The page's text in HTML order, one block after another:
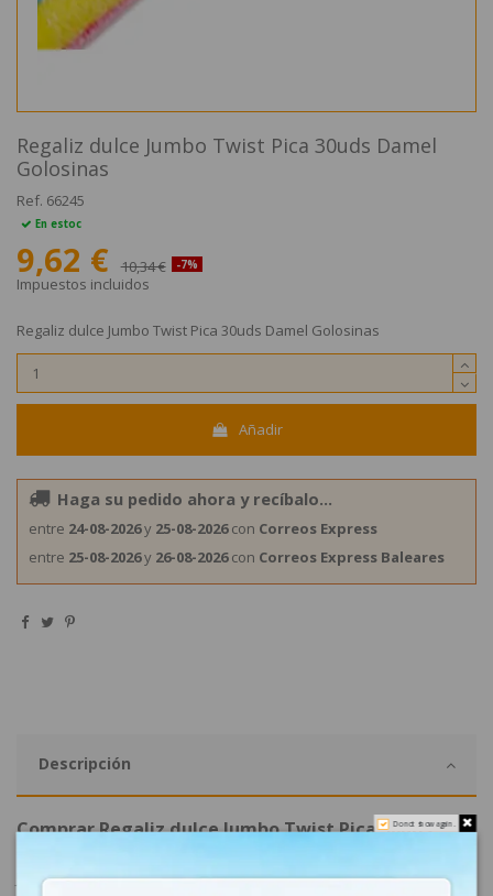
Regaliz dulce Jumbo Twist Pica 30uds Damel
Golosinas
Ref. 66245
En estoc
9,62 € 10,34 € -7%
Impuestos incluidos
Regaliz dulce Jumbo Twist Pica 30uds Damel Golosinas
Añadir
Haga su pedido ahora y recíbalo...
entre 24-08-2026y 25-08-2026con Correos Express
entre 25-08-2026y 26-08-2026con Correos Express Baleares
Descripción
Comprar Regaliz dulce Jumbo Twist Pica 30uds
JUMBO TWIST PICA 30uds DAMEL
Do not show again.